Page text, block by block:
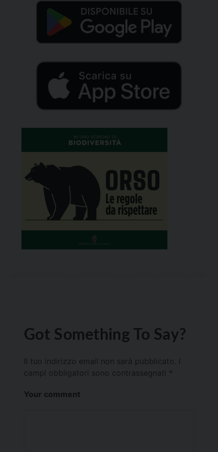
Got Something To Say?
Il tuo indirizzo email non sarà pubblicato.
campi obbligatori sono contrassegnati *
Your comment